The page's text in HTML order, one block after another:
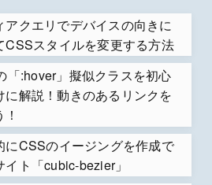
アクエリでデバイスの向きに
CSSスタイルを変更する方法
「:hover」擬似クラスを初心
に解説！動きのあるリンクを
にCSSのイージングを作成で
イト「cubic-bezier」